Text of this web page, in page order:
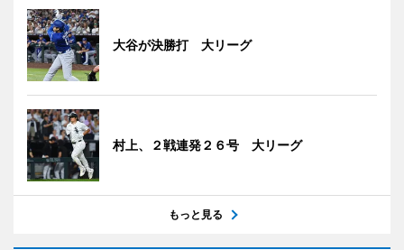
大谷が決勝打 大リーグ
村上、２戦連発２６号 大リーグ
もっと見る